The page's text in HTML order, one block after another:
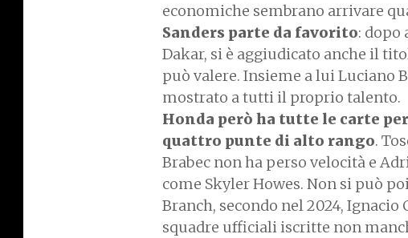
economiche sembrano arrivare
Sanders parte da favorito: dopo
Dakar, si è aggiudicato anche il
può valere. Insieme a lui Luciano
mostrato a tutti il proprio talento.
Honda però ha tutte le carte
quattro punte di alto rango.
Brabec non ha perso velocità e
come Skyler Howes. Non si può
Branch, secondo nel 2024,
squadre ufficiali iscritte non